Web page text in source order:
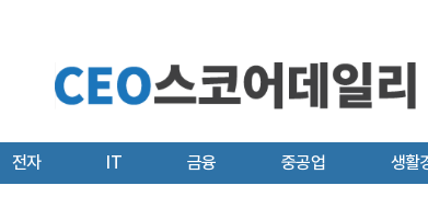
전자 IT 금융 중공업 생활